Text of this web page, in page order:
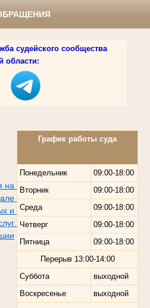
судейского сообщества
области:
График работы суда
Понедельник
09:00-18:00
Вторник
09:00-18:00
Среда
09:00-18:00
Четверг
09:00-18:00
Пятница
09:00-18:00
Перерыв 13:00-14:00
Суббота
выходной
Воскресенье
выходной
на
и